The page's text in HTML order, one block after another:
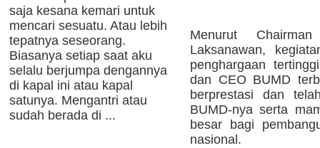
saja kesana kemari untuk
mencari sesuatu. Atau lebih
tepatnya seseorang.
Biasanya setiap saat aku
selalu berjumpa dengannya
di kapal ini atau kapal
satunya. Mengantri atau
sudah berada di ...
Menurut
Laksanawan,
penghargaan
dan CEO BUMD
berprestasi dan
BUMD-nya serta
besar bagi
nasional.